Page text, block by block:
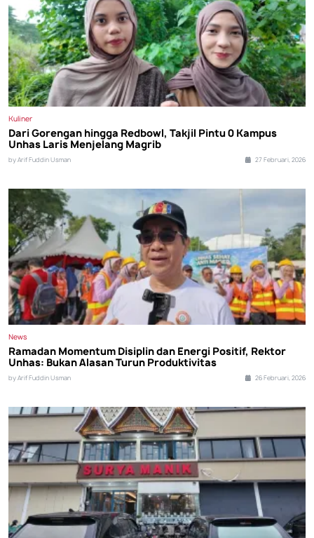
Kuliner
Dari Gorengan hingga Redbowl, Takjil Pintu 0 Kampus
Unhas Laris Menjelang Magrib
by Arif Fuddin Usman 27 Februari, 2026
News
Ramadan Momentum Disiplin dan Energi Positif, Rektor
Unhas: Bukan Alasan Turun Produktivitas
by Arif Fuddin Usman 26 Februari, 2026